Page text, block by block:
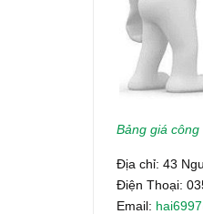
Bảng giá
Địa chỉ: 43
Điện Thoại:
Email: